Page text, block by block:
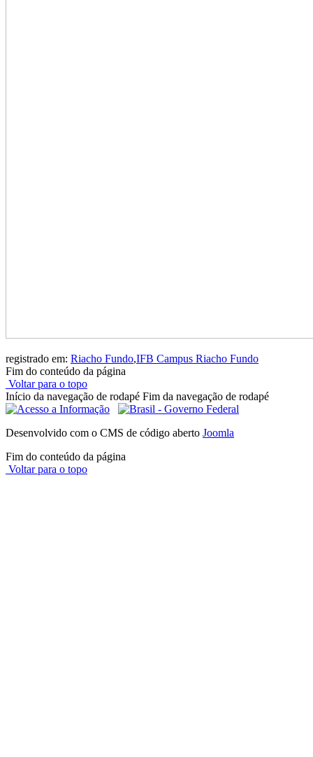
registrado em: Riacho Fundo,IFB Campus Riacho Fundo
Fim do conteúdo da página
Voltar para o topo
Início da navegação de rodapé Fim da navegação de rodapé
Desenvolvido com o CMS de código aberto Joomla
Fim do conteúdo da página
Voltar para o topo